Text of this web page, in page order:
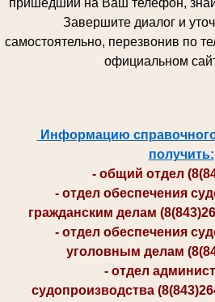
пришедший на Ваш телефон,
Завершите диалог и
самостоятельно, перезвонив по
официальном
Информацию
получить:
- общий отдел
- отдел обеспечения
гражданским делам
- отдел обеспечения
уголовным делам
- отдел
судопроизводства